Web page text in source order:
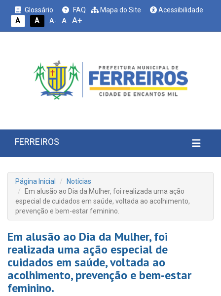
Glossário FAQ Mapa do Site
Acessibilidade
A
A A- A A+
FERREIROS
Página Inicial
Notícias
Em alusão ao Dia da Mulher, foi realizada uma ação
especial de cuidados em saúde, voltada ao acolhimento,
prevenção e bem-estar feminino.
Em alusão ao Dia da Mulher, foi
realizada uma ação especial de
cuidados em saúde, voltada ao
acolhimento, prevenção e bem-estar
feminino.